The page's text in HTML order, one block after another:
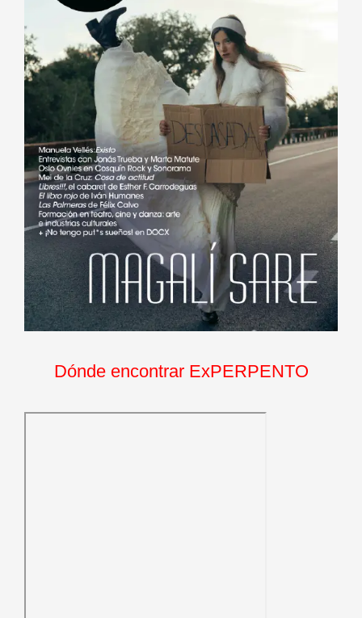
Dónde encontrar ExPERPENTO